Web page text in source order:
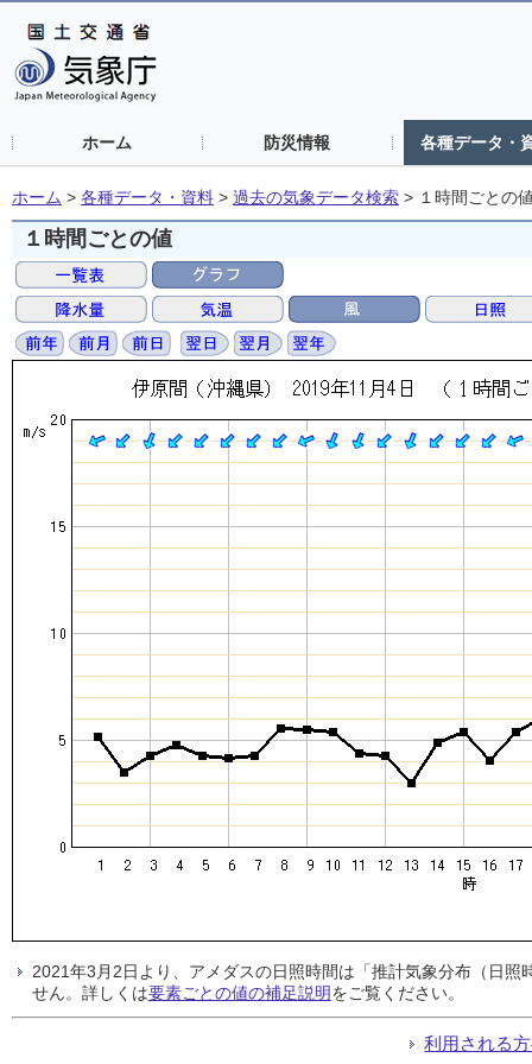
ホーム 防災情報 各種データ・
ホーム > 各種データ・資料 > 過去の気象データ検索 > １時間ごとの
１時間ごとの値
2021年3月2日より、アメダスの日照時間は「推計気象分布（日
せん。詳しくは要素ごとの値の補足説明をご覧ください。
利用される